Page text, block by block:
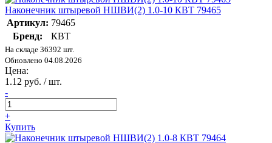
Наконечник штыревой НШВИ(2) 1.0-10 КВТ 79465
Артикул: 79465
Бренд:
КВТ
На складе 36392 шт.
Обновлено 04.08.2026
Цена:
1.12 руб. / шт.
-
+
Купить